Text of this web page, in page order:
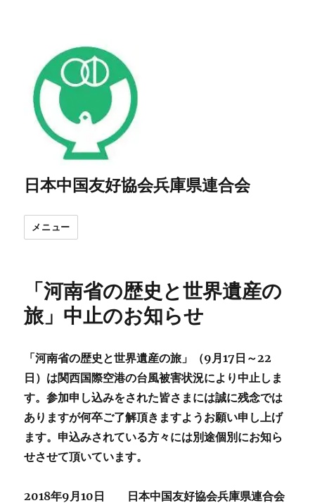
日本中国友好協会兵庫県連合会
メニュー
「河南省の歴史と世界遺産の
旅」中止のお知らせ
「河南省の歴史と世界遺産の旅」（9月17日～22
日）は関西国際空港の台風被害状況により中止しま
す。参加申し込みをされた皆さまには誠に残念では
ありますが何卒ご了解頂きますようお願い申し上げ
ます。申込みされている方々には別途個別にお知ら
せさせて頂いています。
2018年9月10日 日本中国友好協会兵庫県連合会